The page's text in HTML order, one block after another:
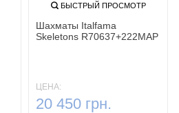
БЫСТРЫЙ ПРОСМОТР
Шахматы Italfama
Skeletons R70637+222MAP
ЦЕНА:
20 450 грн.